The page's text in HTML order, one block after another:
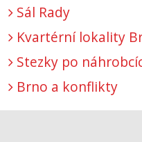
Sál Rady
Kvartérní lokality
Stezky po
Brno a konflikty